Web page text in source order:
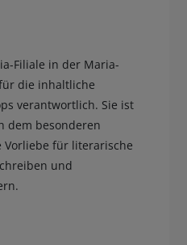
Filiale in der Maria-
die inhaltliche
verantwortlich. Sie ist
dem besonderen
Vorliebe für literarische
und